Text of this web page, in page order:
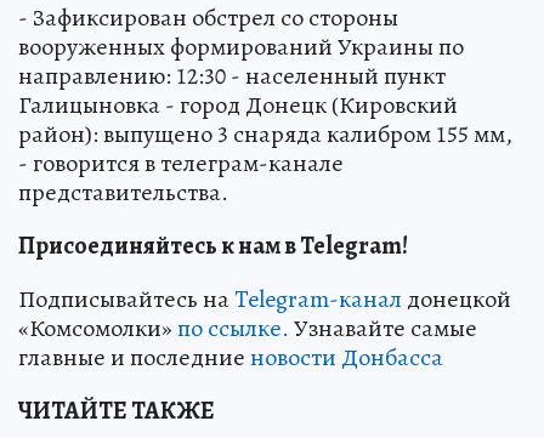
- Зафиксирован обстрел со стороны
вооруженных формирований Украины по
направлению: 12:30 - населенный пункт
Галицыновка - город Донецк (Кировский
район): выпущено 3 снаряда калибром 155 мм,
- говорится в телеграм-канале
представительства.
Присоединяйтесь к нам в Telegram!
Подписывайтесь наTelegram-канал донецкой
«Комсомолки»по ссылке. Узнавайте самые
главные и последниеновости Донбасса
ЧИТАЙТЕ ТАКЖЕ